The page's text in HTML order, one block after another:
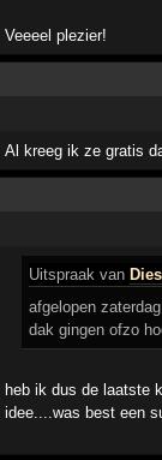
Veeeel plezier!
Al kreeg ik ze gratis
Uitspraak van
afgelopen
dak gingen ofzo
heb ik dus de laatste
idee....was best een